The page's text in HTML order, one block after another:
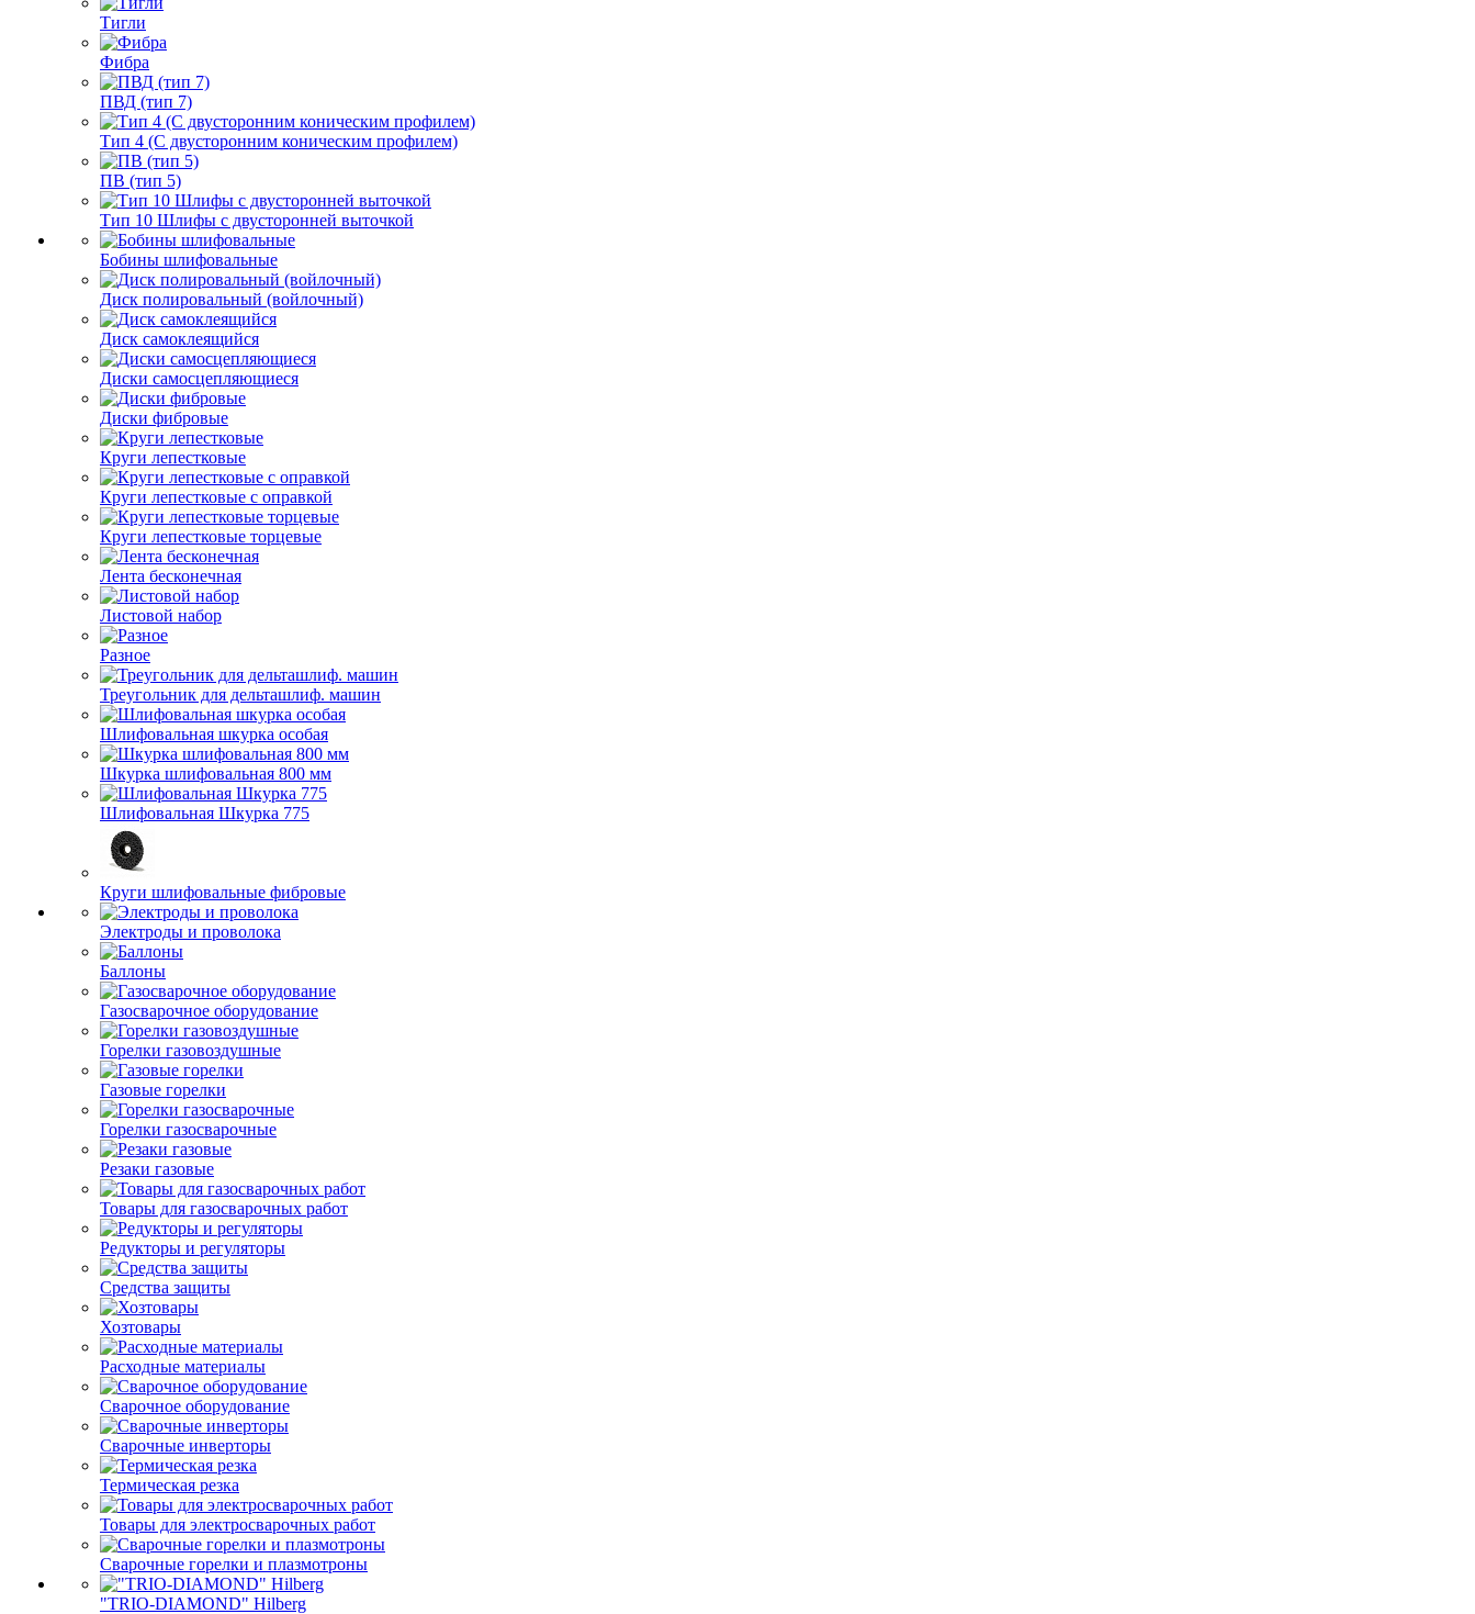
Тигли
Фибра
ПВД (тип 7)
Тип 4 (С двусторонним коническим профилем)
ПВ (тип 5)
Тип 10 Шлифы с двусторонней выточкой
Бобины шлифовальные
Диск полировальный (войлочный)
Диск самоклеящийся
Диски самосцепляющиеся
Диски фибровые
Круги лепестковые
Круги лепестковые с оправкой
Круги лепестковые торцевые
Лента бесконечная
Листовой набор
Разное
Треугольник для дельташлиф. машин
Шлифовальная шкурка особая
Шкурка шлифовальная 800 мм
Шлифовальная Шкурка 775
Круги шлифовальные фибровые
Электроды и проволока
Баллоны
Газосварочное оборудование
Горелки газовоздушные
Газовые горелки
Горелки газосварочные
Резаки газовые
Товары для газосварочных работ
Редукторы и регуляторы
Средства защиты
Хозтовары
Расходные материалы
Сварочное оборудование
Сварочные инверторы
Термическая резка
Товары для электросварочных работ
Сварочные горелки и плазмотроны
"TRIO-DIAMOND" Hilberg